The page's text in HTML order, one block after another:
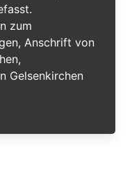
zum
Anschrift von
Gelsenkirchen